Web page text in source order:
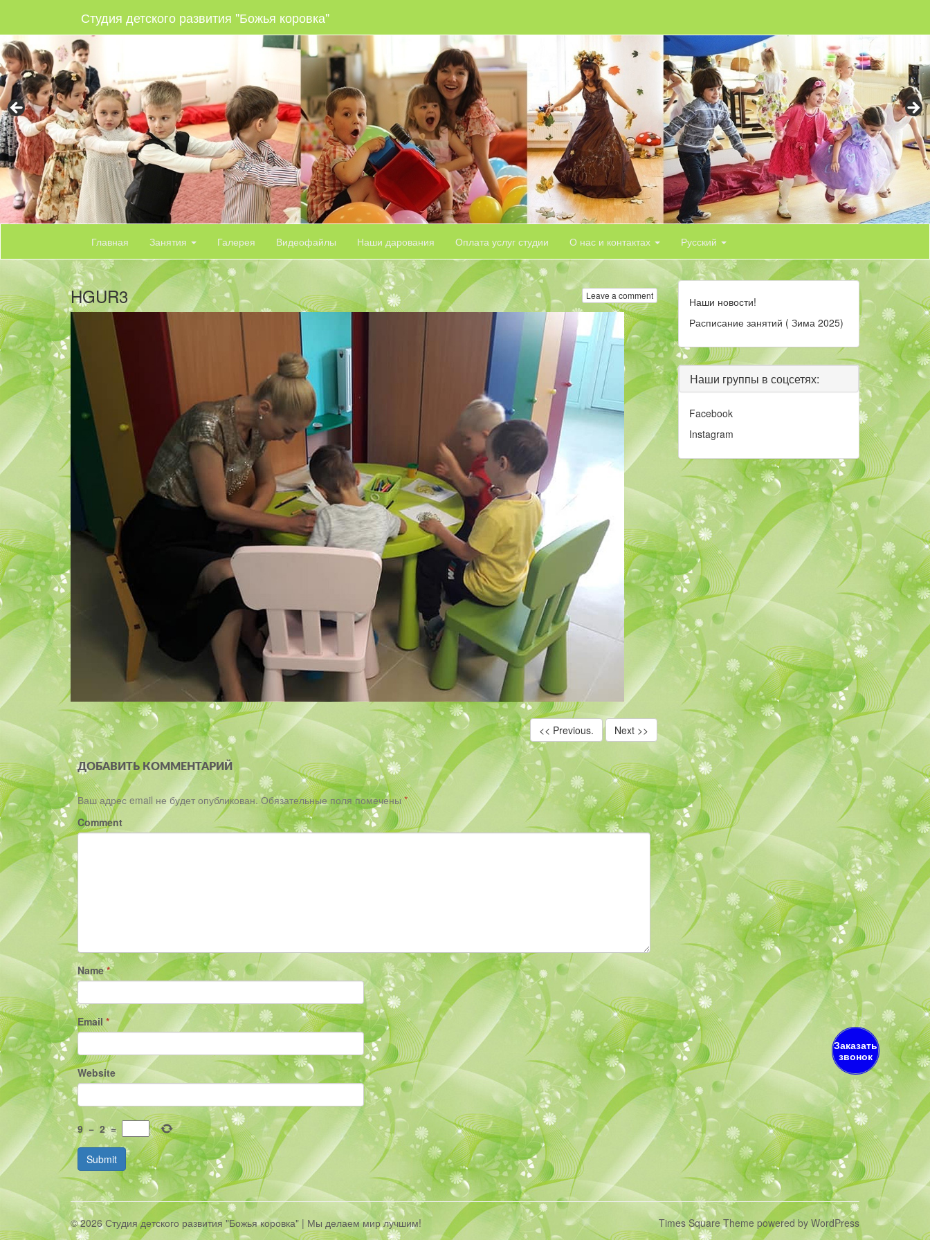
Студия детского развития "Божья коровка"
Главная Занятия Галерея Видеофайлы Наши дарования Оплата услуг студии О нас и контактах Русский
Leave a comment
HGUR3
<< Previous. Next >>
ДОБАВИТЬ КОММЕНТАРИЙ
Ваш адрес email не будет опубликован. Обязательные поля помечены*
Comment
Name*
Email *
Website
9 − 2 =
Submit
Наши новости!
Расписание занятий ( Зима 2025)
Наши группы в соцсетях:
Facebook
Instagram
Times Square Theme powered by WordPress
© 2026 Студия детского развития "Божья коровка" | Мы делаем мир лучшим!
Заказать
звонок